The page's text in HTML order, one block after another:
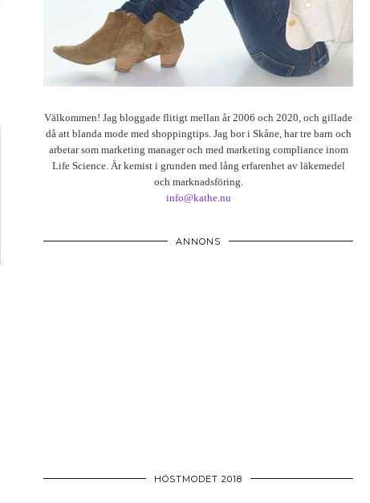
Välkommen! Jag bloggade flitigt mellan år 2006 och 2020, och gillade
då att blanda mode med shoppingtips. Jag bor i Skåne, har tre barn och
arbetar som marketing manager och med marketing compliance inom
Life Science. Är kemist i grunden med lång erfarenhet av läkemedel
och marknadsföring.
info@kathe.nu
ANNONS
HÖSTMODET 2018